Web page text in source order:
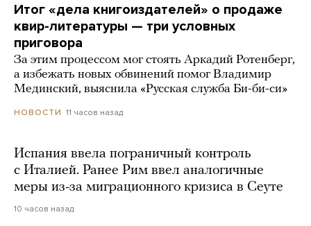
Итог «дела книгоиздателей» о продаже
квир-литературы — три условных
приговора
За этим процессом мог стоять Аркадий Ротенберг,
а избежать новых обвинений помог Владимир
Мединский, выяснила «Русская служба Би-би-си»
НОВОСТИ 11 часов назад
Испания ввела пограничный контроль
с Италией. Ранее Рим ввел аналогичные
меры из-за миграционного кризиса в Сеуте
10 часов назад